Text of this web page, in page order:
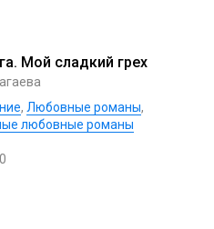
Мой сладкий грех
, Любовные романы,
любовные романы
0